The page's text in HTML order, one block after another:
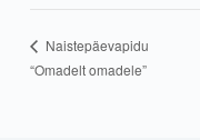
Naistepäevapidu
“Omadelt omadele”